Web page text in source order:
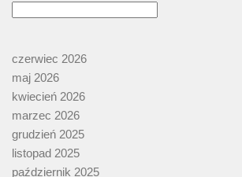
czerwiec 2026
maj 2026
kwiecień 2026
marzec 2026
grudzień 2025
listopad 2025
październik 2025